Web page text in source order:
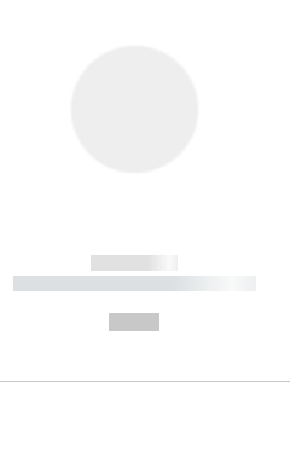
------------
----------- ----------- ----------